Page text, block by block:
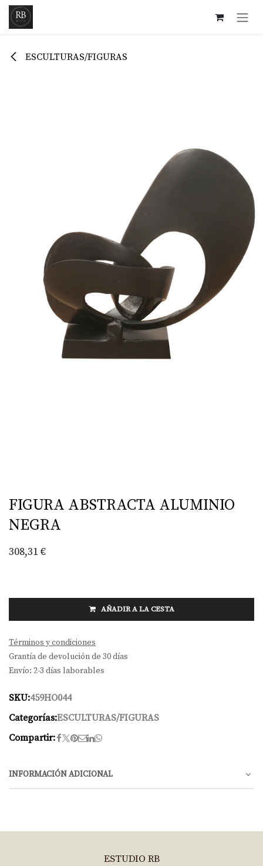
Ir al contenido
ESCULTURAS/FIGURAS
FIGURA ABSTRACTA ALUMINIO
NEGRA
308,31€
AÑADIR A LA CESTA
Términos y condiciones
Grantía de devolución de 30 días
Envío: 2-3 días laborables
SKU:459HO044
Categorías:ESCULTURAS/FIGURAS
Compartir:
INFORMACIÓN ADICIONAL
ESTUDIO RB